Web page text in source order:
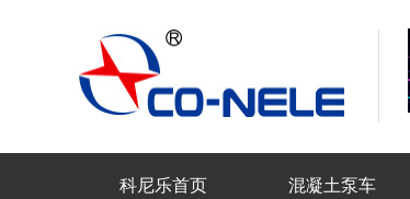
科尼乐首页 混凝土泵车